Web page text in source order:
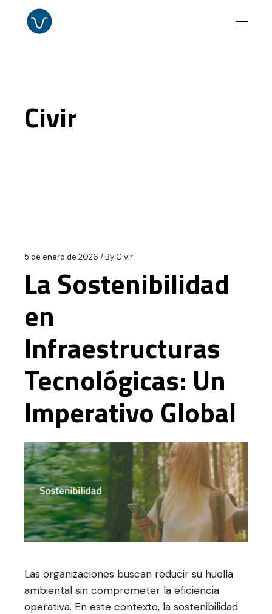
Civir
5 de enero de 2026 ByCivir
La Sostenibilidad
en
Infraestructuras
Tecnológicas: Un
Imperativo Global
Las organizaciones buscan reducir su huella
ambiental sin comprometer la eficiencia
operativa. En este contexto, la sostenibilidad